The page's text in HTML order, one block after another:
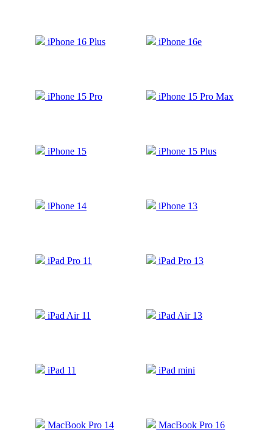
iPhone 16 Plus iPhone 16e
iPhone 15 Pro iPhone 15 Pro Max
iPhone 15 iPhone 15 Plus
iPhone 14 iPhone 13
iPad Pro 11 iPad Pro 13
iPad Air 11 iPad Air 13
iPad 11 iPad mini
MacBook Pro 14 MacBook Pro 16